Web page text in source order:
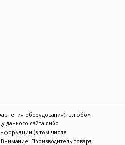
оборудования), в любом
данного сайта либо
(в том числе
Производитель товара